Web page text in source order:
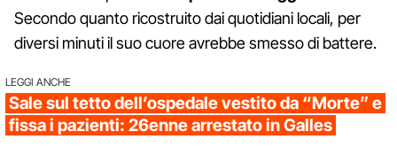
Secondo quanto ricostruito dai quotidiani locali, per
diversi minuti il suo cuore avrebbe smesso di battere.
LEGGI ANCHE
Sale sul tetto dell’ospedale vestito da “Morte” e
fissa i pazienti: 26enne arrestato in Galles